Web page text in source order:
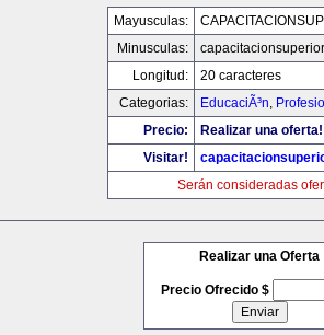
Mayusculas:
Minusculas:
Longitud:
20 caracteres
Categorias:
EducaciÃ³n,
Precio:
Realizar una oferta!
Visitar!
Serán consideradas
Realizar una Oferta
Precio Ofrecido $